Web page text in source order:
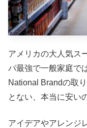
アメリカの大人気ス
パ最強で一般家庭で
National Brandの取
とない、本当に安い
アイデアやアレンジ